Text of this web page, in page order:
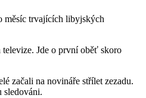
měsíc trvajících libyjských
Jde o první oběť skoro
začali na novináře střílet zezadu.
sledováni.